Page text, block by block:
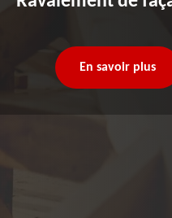
En savoir plus